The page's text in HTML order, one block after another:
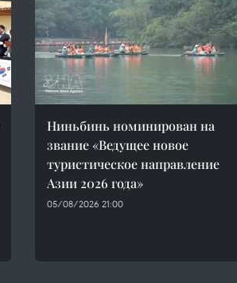
Ниньбинь номинирован на
звание «Ведущее новое
туристическое направление
Азии 2026 года»
05/08/2026 21:00